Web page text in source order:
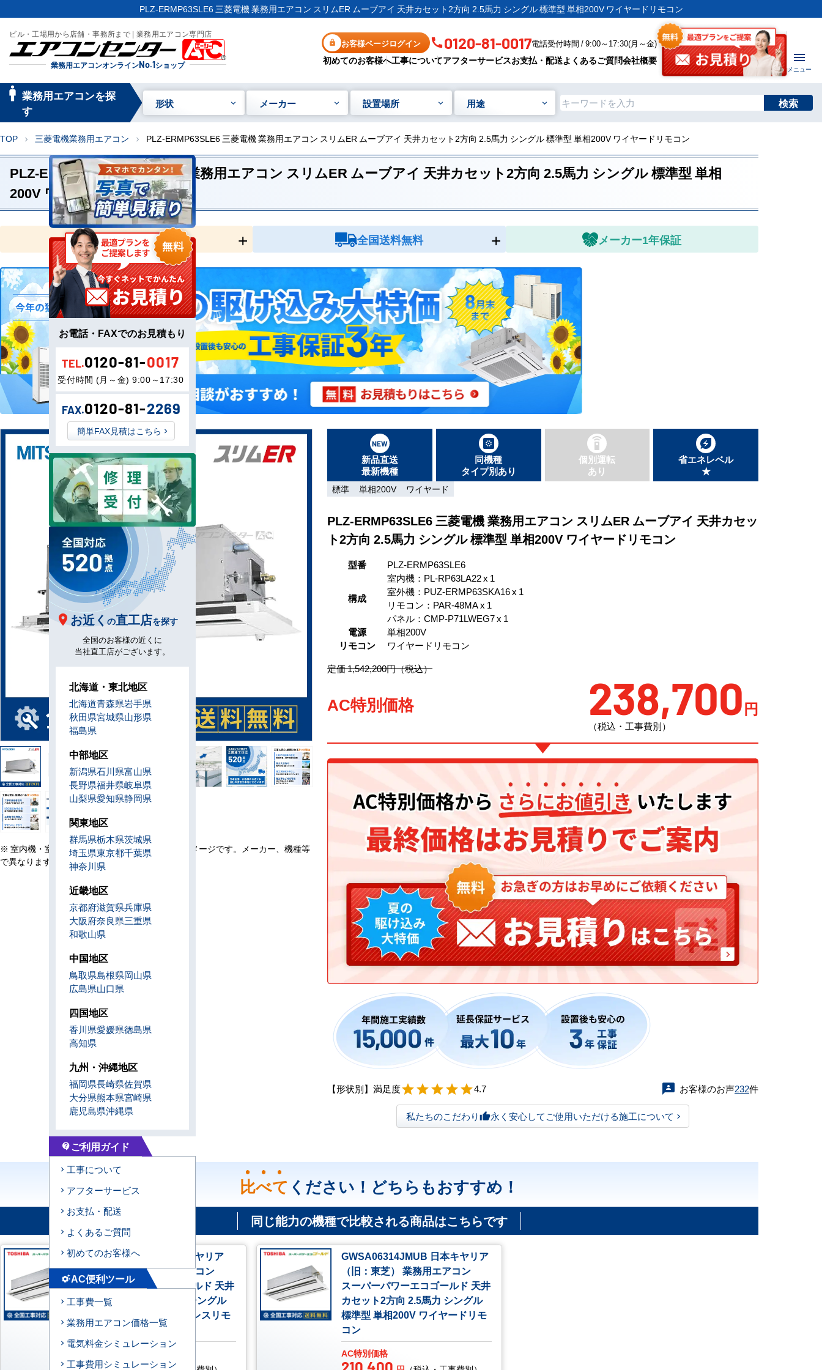
PLZ-ERMP63SLE6 三菱電機 業務用エアコン スリムER ムーブアイ 天井カセット2方向 2.5馬力 シングル 標準型 単相200V ワイヤードリモコン
ビル・工場用から店舗・事務所まで | 業務用エアコン専門店
業務用エアコンオンラインNo.1ショップ
お客様ページログイン 0120-81-0017電話受付時間 / 9:00～17:30(月～金)
初めてのお客様へ工事についてアフターサービスお支払・配送よくあるご質問会社概要
メニュー
manage_searc
業務用エアコンを探
す
形状 メーカー 設置場所 用途 検索
TOP chevron_right 三菱電機業務用エアコン chevron_right PLZ-ERMP63SLE6 三菱電機 業務用エアコン スリムER ムーブアイ 天井カセット2方向 2.5馬力 シングル 標準型 単相200V ワイヤードリモコン
PLZ-ERMP63SLE6 三菱電機 業務用エアコン スリムER ムーブアイ 天井カセット2方向 2.5馬力 シングル 標準型 単相
200V ワイヤードリモコン
全国工事対応 全国送料無料 メーカー1年保証
※ 室内機・室外機・リモコン・設置例の画像はイメージです。メーカー、機種等
で異なります。
新品直送
最新機種
同機種
タイプ別あり
個別運転
あり
省エネレベル
★
標準 単相200V ワイヤード
PLZ-ERMP63SLE6 三菱電機 業務用エアコン スリムER ムーブアイ 天井カセッ
ト2方向 2.5馬力 シングル 標準型 単相200V ワイヤードリモコン
型番 PLZ-ERMP63SLE6
構成
室内機：PL-RP63LA22 x 1
室外機：PUZ-ERMP63SKA16 x 1
リモコン：PAR-48MA x 1
パネル：CMP-P71LWEG7 x 1
電源
単相200V
リモコン
ワイヤードリモコン
定価 1,542,200円（税込）
AC特別価格 238,700円
（税込・工事費別）
【形状別】満足度starstarstarstarstar4.7 お客様のお声232件
私たちのこだわりthumb_up永く安心してご使用いただける施工について
比べて ください！どちらもおすすめ！
同じ能力の機種で比較される商品はこちらです
GWSA06314JXU 日本キヤリア
（旧：東芝） 業務用エアコン
スーパーパワーエコゴールド 天井
カセット2方向 2.5馬力 シングル
標準型 単相200V ワイヤレスリモ
コン
GWSA06314JMUB 日本キヤリア
（旧：東芝） 業務用エアコン
スーパーパワーエコゴールド 天井
カセット2方向 2.5馬力 シングル
標準型 単相200V ワイヤードリモ
コン
AC特別価格
お電話・FAXでのお見積もり
TEL.0120-81-0017
受付時間 (月～金) 9:00～17:30
FAX.0120-81-2269
簡単FAX見積はこちら
お近く の直工店を探す
全国のお客様の近くに
当社直工店がございます。
北海道・東北地区
北海道青森県岩手県
秋田県宮城県山形県
福島県
中部地区
新潟県石川県富山県
長野県福井県岐阜県
山梨県愛知県静岡県
関東地区
群馬県栃木県茨城県
埼玉県東京都千葉県
神奈川県
近畿地区
京都府滋賀県兵庫県
大阪府奈良県三重県
和歌山県
中国地区
鳥取県島根県岡山県
広島県山口県
四国地区
香川県愛媛県徳島県
高知県
九州・沖縄地区
福岡県長崎県佐賀県
大分県熊本県宮崎県
鹿児島県沖縄県
contact_support ご利用ガイド
工事について
アフターサービス
お支払・配送
よくあるご質問
初めてのお客様へ
settings_suggestAC便利ツール
工事費一覧
業務用エアコン価格一覧
電気料金シミュレーション
工事費用シミュレーション